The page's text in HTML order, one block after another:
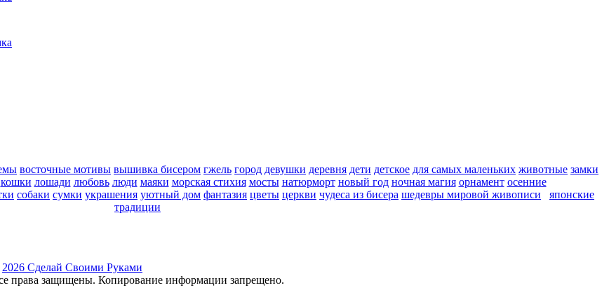
восточные мотивы вышивка бисером гжель город девушки деревня дети детское для самых маленьких животные замки
кошки лошади любовь люди маяки морская стихия мосты натюрморт новый год ночная магия орнамент осенние
собаки сумки украшения уютный дом фантазия цветы церкви чудеса из бисера шедевры мировой живописи
японские
традиции
2026 Сделай Своими Руками
права защищены. Копирование информации запрещено.